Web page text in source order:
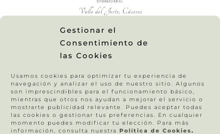
Gestionar el
Consentimiento de
las Cookies
Usamos cookies para optimizar tu experiencia de
navegación y analizar el uso de nuestro sitio. Algunos
son imprescindibles para el funcionamiento básico,
mientras que otros nos ayudan a mejorar el servicio o
mostrarte publicidad relevante. Puedes aceptar todas
las cookies o gestionar tus preferencias. En cualquier
momento puedes modificar tu elección. Para más
información, consulta nuestra Política de Cookies.
FOTÓGRAFOS Y VIDEÓGRAFOS DE BODAS PLASENCIA | CÁCERES | BADAJOZ |
EXTREMADURA
Instagram
Vimeo
Opiniones
Área Cliente
Preguntas frecuentes
El Bosque de Bokeh Estudio